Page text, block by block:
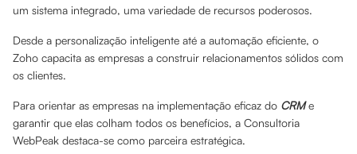
um sistema integrado, uma variedade de recursos poderosos.
Desde a personalização inteligente até a automação eficiente, o
Zoho capacita as empresas a construir relacionamentos sólidos com
os clientes.
Para orientar as empresas na implementação eficaz do CRMe
garantir que elas colham todos os benefícios, a Consultoria
WebPeak destaca-se como parceira estratégica.